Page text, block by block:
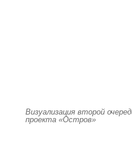
Визуализация второй
проекта «Остров»